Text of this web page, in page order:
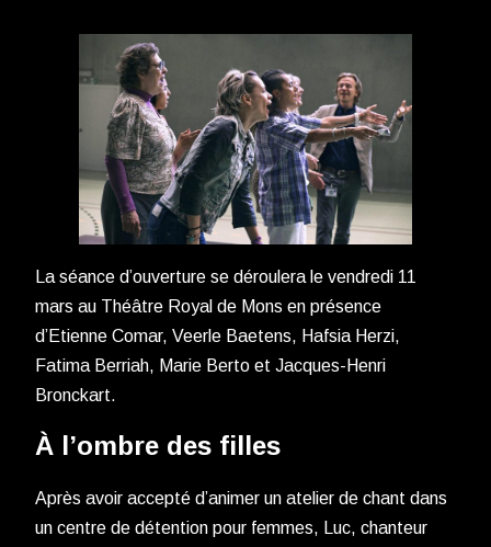
La séance d’ouverture se déroulera le vendredi 11
mars au Théâtre Royal de Mons en présence
d’Etienne Comar, Veerle Baetens, Hafsia Herzi,
Fatima Berriah, Marie Berto et Jacques-Henri
Bronckart.
À l’ombre des filles
Après avoir accepté d’animer un atelier de chant dans
un centre de détention pour femmes, Luc, chanteur